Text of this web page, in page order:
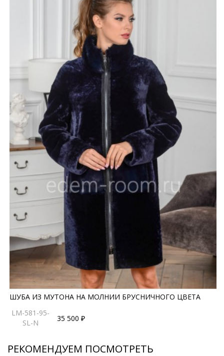
ШУБА ИЗ МУТОНА НА МОЛНИИ БРУСНИЧНОГО ЦВЕТА
LM-581-95-
SL-N
35 500 ₽
РЕКОМЕНДУЕМ ПОСМОТРЕТЬ